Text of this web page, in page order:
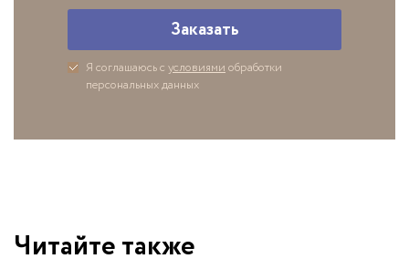
Заказать
Я соглашаюсь с условиямиобработки
персональных данных
Читайте также